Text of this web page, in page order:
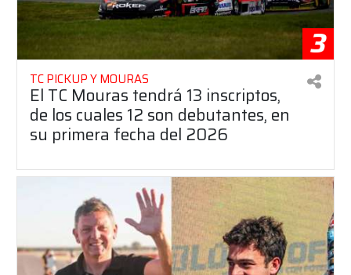
3
TC PICKUP Y MOURAS
El TC Mouras tendrá 13 inscriptos,
de los cuales 12 son debutantes, en
su primera fecha del 2026